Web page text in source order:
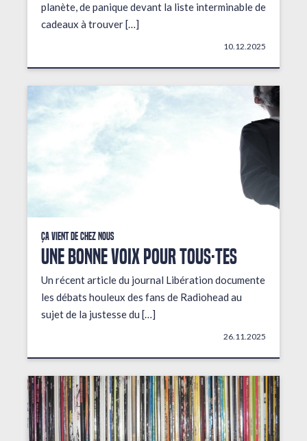
planète, de panique devant la liste interminable de
cadeaux à trouver […]
10.12.2025
Ça vient de chez nous
UNE BONNE VOIX POUR TOUS·TES
Un récent article du journal Libération documente
les débats houleux des fans de Radiohead au
sujet de la justesse du […]
26.11.2025